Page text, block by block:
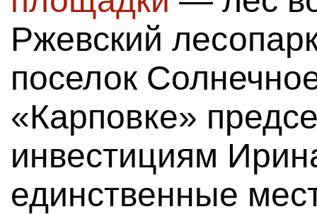
Ржевский
поселок
«Карповке»
инвестициям
единственные